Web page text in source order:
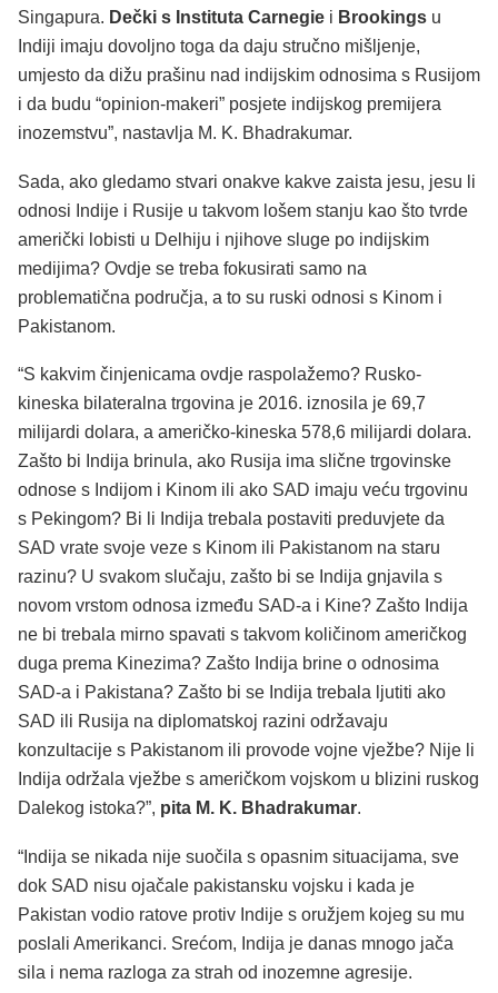
Singapura. Dečki s Instituta Carnegie i Brookings u
Indiji imaju dovoljno toga da daju stručno mišljenje,
umjesto da dižu prašinu nad indijskim odnosima s Rusijom
i da budu “opinion-makeri” posjete indijskog premijera
inozemstvu”, nastavlja M. K. Bhadrakumar.
Sada, ako gledamo stvari onakve kakve zaista jesu, jesu li
odnosi Indije i Rusije u takvom lošem stanju kao što tvrde
američki lobisti u Delhiju i njihove sluge po indijskim
medijima? Ovdje se treba fokusirati samo na
problematična područja, a to su ruski odnosi s Kinom i
Pakistanom.
“S kakvim činjenicama ovdje raspolažemo? Rusko-
kineska bilateralna trgovina je 2016. iznosila je 69,7
milijardi dolara, a američko-kineska 578,6 milijardi dolara.
Zašto bi Indija brinula, ako Rusija ima slične trgovinske
odnose s Indijom i Kinom ili ako SAD imaju veću trgovinu
s Pekingom? Bi li Indija trebala postaviti preduvjete da
SAD vrate svoje veze s Kinom ili Pakistanom na staru
razinu? U svakom slučaju, zašto bi se Indija gnjavila s
novom vrstom odnosa između SAD-a i Kine? Zašto Indija
ne bi trebala mirno spavati s takvom količinom američkog
duga prema Kinezima? Zašto Indija brine o odnosima
SAD-a i Pakistana? Zašto bi se Indija trebala ljutiti ako
SAD ili Rusija na diplomatskoj razini održavaju
konzultacije s Pakistanom ili provode vojne vježbe? Nije li
Indija održala vježbe s američkom vojskom u blizini ruskog
Dalekog istoka?”, pita M. K. Bhadrakumar.
“Indija se nikada nije suočila s opasnim situacijama, sve
dok SAD nisu ojačale pakistansku vojsku i kada je
Pakistan vodio ratove protiv Indije s oružjem kojeg su mu
poslali Amerikanci. Srećom, Indija je danas mnogo jača
sila i nema razloga za strah od inozemne agresije.